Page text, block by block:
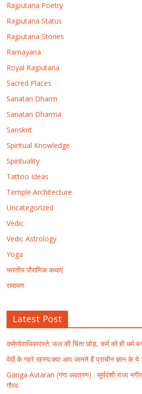
Rajputana Poetry
Rajputana Status
Rajputana Stories
Ramayana
Royal Rajputana
Sacred Places
Sanatan Dharm
Sanatan Dharma
Sanskrit
Spiritual Knowledge
Spirituality
Tattoo Ideas
Temple Architecture
Uncategorized
Vedic
Vedic Astrology
Yoga
भारतीय पौराणिक कथाएं
रामायण
Latest Post
कर्मण्येवाधिकारस्ते: फल की चिंता छोड़, कर्म को ही धर्म
वेदों के गहरे रहस्य:क्या आप जानते हैं प्राचीन ज्ञान के
Ganga Avtaran (गंगा अवतरण) : सूर्यवंशी राजा
गौरव